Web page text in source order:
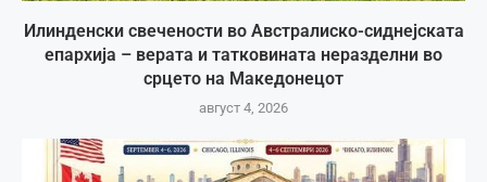
Илинденски свечености во Австралиско-сиднејската
епархија – верата и татковината неразделни во
срцето на Македонецот
август 4, 2026